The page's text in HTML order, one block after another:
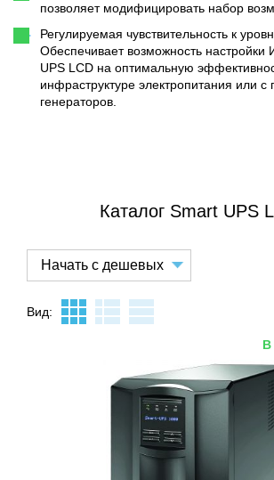
позволяет модифицировать набор
Регулируемая чувствительность к
Обеспечивает возможность
UPS LCD на оптимальную
инфраструктуре электропитания или
генераторов.
Каталог Smart UPS
Вид:
В